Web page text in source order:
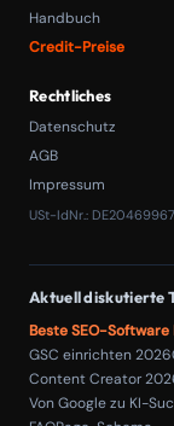
Handbuch
Credit-Preise
Rechtliches
Datenschutz
AGB
Impressum
USt-IdNr.:
Aktuell diskutierte
Beste SEO-Software
GSC einrichten 2026
Content Creator
Von Google zu KI-